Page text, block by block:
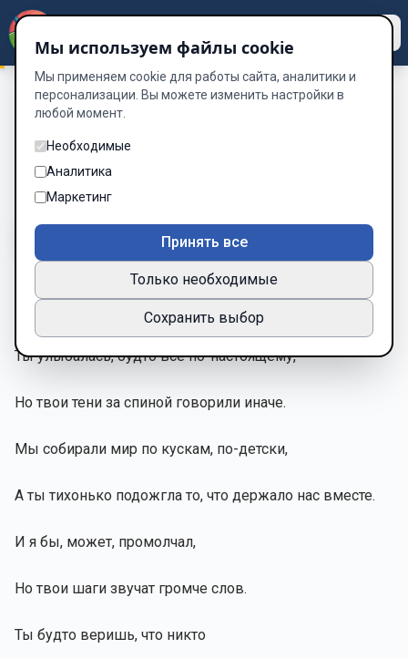
Между строк / доверие горит тише, чем ложь.
доверие горит тише, чем ложь.
Глава 1 из 1
Шрифт
между строк
Ты улыбалась, будто всё по-настоящему,
Но твои тени за спиной говорили иначe.
Мы собирали мир по кускам, по-детски,
А ты тихонько подожгла то, что держало нас вместе.
И я бы, может, промолчал,
Но твои шаги звучат громче слов.
Ты будто веришь, что никто
Мы используем файлы cookie
Мы применяем cookie для работы сайта, аналитики и
персонализации. Вы можете изменить настройки в
любой момент.
Необходимые
Аналитика
Маркетинг
Принять все
Только необходимые
Сохранить выбор